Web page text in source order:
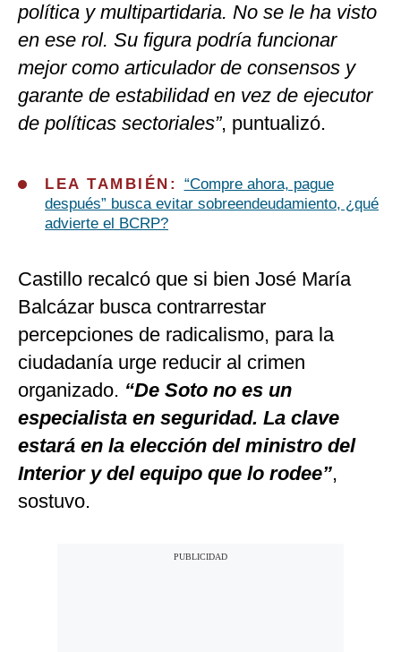
política y multipartidaria. No se le ha visto
en ese rol. Su figura podría funcionar
mejor como articulador de consensos y
garante de estabilidad en vez de ejecutor
de políticas sectoriales”, puntualizó.
LEA TAMBIÉN: “Compre ahora, pague
después” busca evitar sobreendeudamiento, ¿qué
advierte el BCRP?
Castillo recalcó que si bien José María
Balcázar busca contrarrestar
percepciones de radicalismo, para la
ciudadanía urge reducir al crimen
organizado. “De Soto no es un
especialista en seguridad. La clave
estará en la elección del ministro del
Interior y del equipo que lo rodee”,
sostuvo.